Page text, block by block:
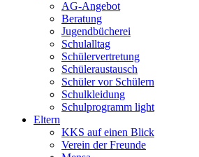
AG-Angebot
Beratung
Jugendbücherei
Schulalltag
Schülervertretung
Schüleraustausch
Schüler vor Schülern
Schulkleidung
Schulprogramm light
Eltern
KKS auf einen Blick
Verein der Freunde